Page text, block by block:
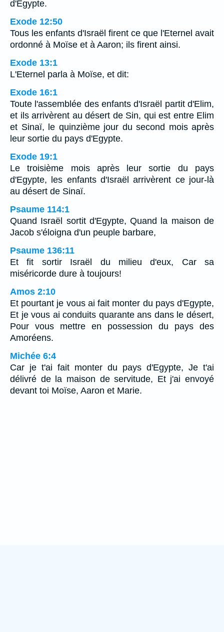
d'Egypte.
Exode 12:50
Tous les enfants d'Israël firent ce que l'Eternel avait
ordonné à Moïse et à Aaron; ils firent ainsi.
Exode 13:1
L'Eternel parla à Moïse, et dit:
Exode 16:1
Toute l'assemblée des enfants d'Israël partit d'Elim,
et ils arrivèrent au désert de Sin, qui est entre Elim
et Sinaï, le quinzième jour du second mois après
leur sortie du pays d'Egypte.
Exode 19:1
Le troisième mois après leur sortie du pays
d'Egypte, les enfants d'Israël arrivèrent ce jour-là
au désert de Sinaï.
Psaume 114:1
Quand Israël sortit d'Egypte, Quand la maison de
Jacob s'éloigna d'un peuple barbare,
Psaume 136:11
Et fit sortir Israël du milieu d'eux, Car sa
miséricorde dure à toujours!
Amos 2:10
Et pourtant je vous ai fait monter du pays d'Egypte,
Et je vous ai conduits quarante ans dans le désert,
Pour vous mettre en possession du pays des
Amoréens.
Michée 6:4
Car je t'ai fait monter du pays d'Egypte, Je t'ai
délivré de la maison de servitude, Et j'ai envoyé
devant toi Moïse, Aaron et Marie.